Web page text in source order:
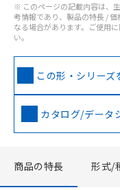
※ このページの記載内容は、
考情報であり、製品の特長 /
なる場合があります。ご使用
い。
この形・シリー
カタログ/データ
商品の特長 形式/